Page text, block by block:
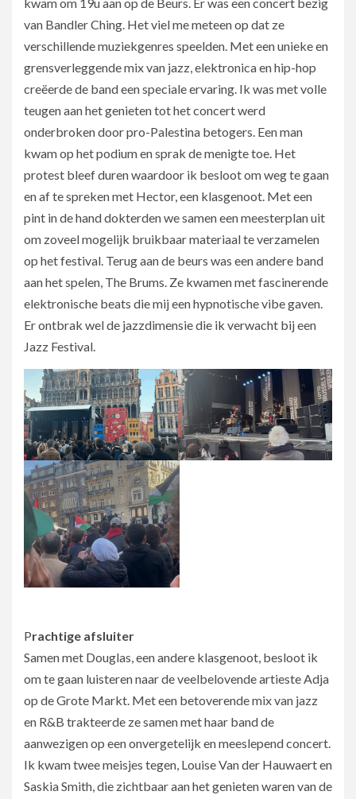
van Bandler Ching. Het viel me meteen op dat ze
verschillende muziekgenres speelden. Met een unieke en
grensverleggende mix van jazz, elektronica en hip-hop
creëerde de band een speciale ervaring. Ik was met volle
teugen aan het genieten tot het concert werd
onderbroken door pro-Palestina betogers. Een man
kwam op het podium en sprak de menigte toe. Het
protest bleef duren waardoor ik besloot om weg te gaan
en af te spreken met Hector, een klasgenoot. Met een
pint in de hand dokterden we samen een meesterplan uit
om zoveel mogelijk bruikbaar materiaal te verzamelen
op het festival. Terug aan de beurs was een andere band
aan het spelen, The Brums. Ze kwamen met fascinerende
elektronische beats die mij een hypnotische vibe gaven.
Er ontbrak wel de jazzdimensie die ik verwacht bij een
Jazz Festival.
Prachtige afsluiter
Samen met Douglas, een andere klasgenoot, besloot ik
om te gaan luisteren naar de veelbelovende artieste Adja
op de Grote Markt. Met een betoverende mix van jazz
en R&B trakteerde ze samen met haar band de
aanwezigen op een onvergetelijk en meeslepend concert.
Ik kwam twee meisjes tegen, Louise Van der Hauwaert en
Saskia Smith, die zichtbaar aan het genieten waren van de